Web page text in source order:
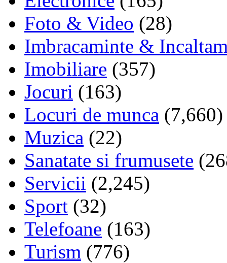
Foto & Video (28)
Imbracaminte &
Imobiliare (357)
Jocuri (163)
Locuri de munca (7,660)
Muzica (22)
Sanatate si frumusete
Servicii (2,245)
Sport (32)
Telefoane (163)
Turism (776)